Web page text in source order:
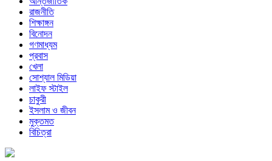
রাজনীতি
শিক্ষাঙ্গন
বিনোদন
গণমাধ্যম
প্রবাস
খেলা
সোশ্যাল মিডিয়া
লাইফ স্টাইল
চাকুরী
ইসলাম ও জীবন
মুক্তমত
বিচিত্রা